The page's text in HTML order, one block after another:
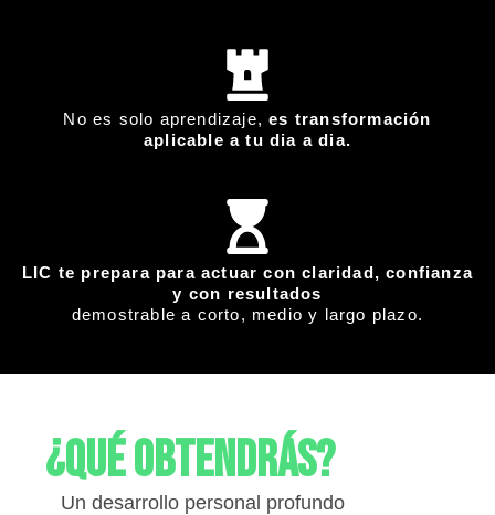
No es solo aprendizaje,es transformación
aplicable a tu dia a dia.
LIC te prepara para actuar con claridad, confianza
y con resultados
demostrable a corto, medio y largo plazo.
¿Qué obtendrás?
Un desarrollo personal profundo